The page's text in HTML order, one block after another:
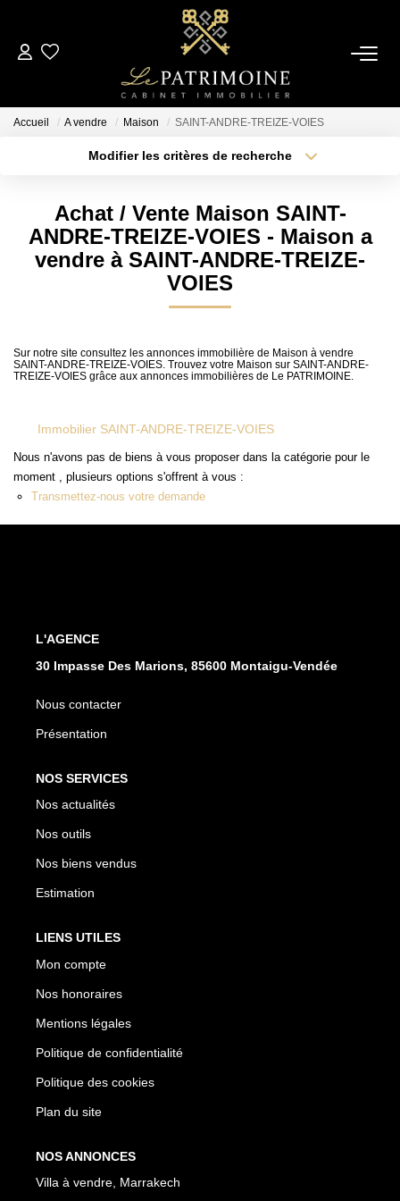
ACCUEIL
Ventes
Locations
Accueil A vendre Maison SAINT-ANDRE-TREIZE-VOIES
Modifier les critères de recherche
Sélectionnez...
Type de bien
Surface min
Achat / Vente Maison SAINT-
ANDRE-TREIZE-VOIES - Maison a
vendre à SAINT-ANDRE-TREIZE-
VOIES
Sur notre site consultez les annonces immobilière de Maison à vendre
SAINT-ANDRE-TREIZE-VOIES. Trouvez votre Maison sur SAINT-ANDRE-
TREIZE-VOIES grâce aux annonces immobilières de Le PATRIMOINE.
Immobilier SAINT-ANDRE-TREIZE-VOIES
Nous n'avons pas de biens à vous proposer dans la catégorie pour le
moment , plusieurs options s'offrent à vous :
Transmettez-nous votre demande
L'AGENCE
30 Impasse Des Marions, 85600 Montaigu-Vendée
Nous contacter
Présentation
NOS SERVICES
Nos actualités
Nos outils
Nos biens vendus
Estimation
LIENS UTILES
Mon compte
Nos honoraires
Mentions légales
Politique de confidentialité
Politique des cookies
Plan du site
NOS ANNONCES
Villa à vendre, Marrakech